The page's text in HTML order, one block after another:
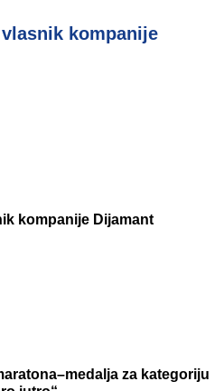
kompanije
kompanije Dijamant
za kategoriju